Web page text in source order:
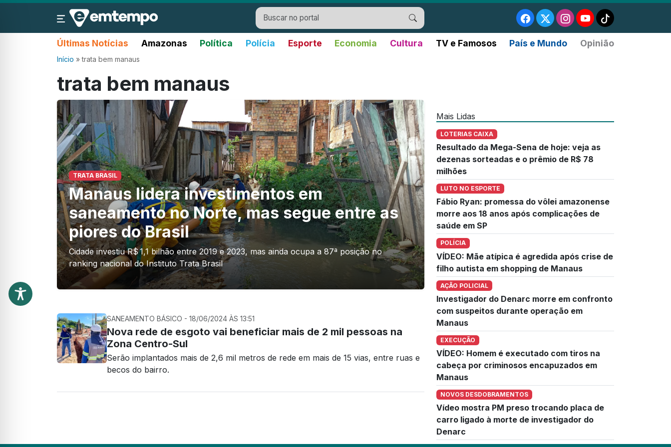
Últimas Notícias Amazonas Política Polícia Esporte Economia Cultura TV e Famosos País e Mundo Opinião
Início »trata bem manaus
trata bem manaus
TRATA BRASIL
Manaus lidera investimentos em
saneamento no Norte, mas segue entre as
piores do Brasil
Cidade investiu R$ 1,1 bilhão entre 2019 e 2023, mas ainda ocupa a 87ª posição no
ranking nacional do Instituto Trata Brasil
SANEAMENTO BÁSICO - 18/06/2024 ÀS 13:51
Nova rede de esgoto vai beneficiar mais de 2 mil pessoas na
Zona Centro-Sul
Serão implantados mais de 2,6 mil metros de rede em mais de 15 vias, entre ruas e
becos do bairro.
Mais Lidas
LOTERIAS CAIXA
Resultado da Mega-Sena de hoje: veja as
dezenas sorteadas e o prêmio de R$ 78
milhões
LUTO NO ESPORTE
Fábio Ryan: promessa do vôlei amazonense
morre aos 18 anos após complicações de
saúde em SP
POLÍCIA
VÍDEO: Mãe atípica é agredida após crise de
filho autista em shopping de Manaus
AÇÃO POLICIAL
Investigador do Denarc morre em confronto
com suspeitos durante operação em
Manaus
EXECUÇÃO
VÍDEO: Homem é executado com tiros na
cabeça por criminosos encapuzados em
Manaus
NOVOS DESDOBRAMENTOS
Vídeo mostra PM preso trocando placa de
carro ligado à morte de investigador do
Denarc